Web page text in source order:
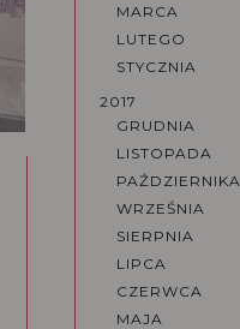
MARCA
LUTEGO
STYCZNIA
2017
GRUDNIA
LISTOPADA
PAŹDZIERNIKA
WRZEŚNIA
SIERPNIA
LIPCA
CZERWCA
MAJA